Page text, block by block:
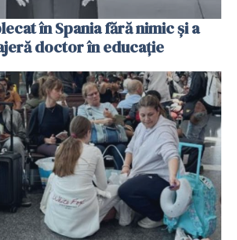
în Spania fără nimic și a
doctor în educație